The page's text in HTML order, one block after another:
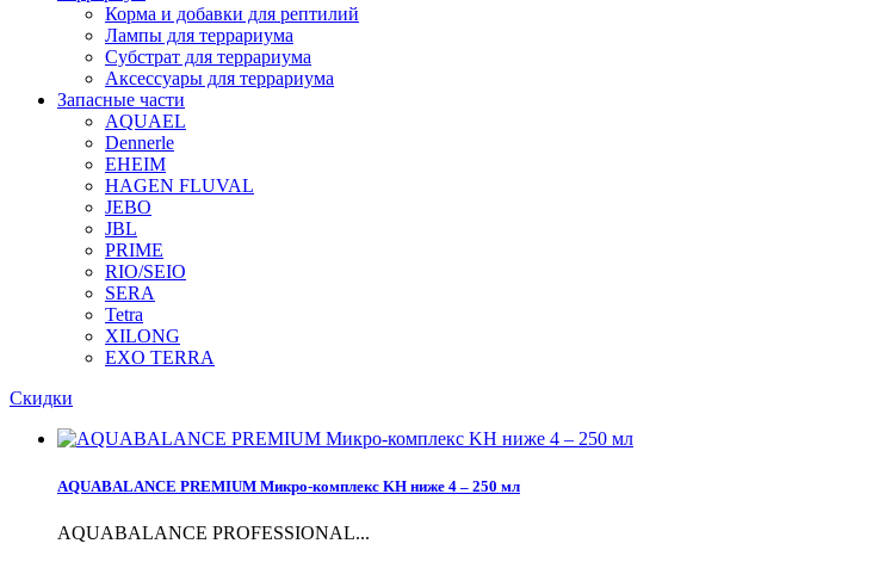
Корма и добавки для рептилий
Лампы для террариума
Субстрат для террариума
Аксессуары для террариума
Запасные части
AQUAEL
Dennerle
EHEIM
HAGEN FLUVAL
JEBO
JBL
PRIME
RIO/SEIO
SERA
Tetra
XILONG
EXO TERRA
Скидки
AQUABALANCE PREMIUM Микро-комплекс KH ниже 4 – 250 мл
AQUABALANCE PROFESSIONAL...